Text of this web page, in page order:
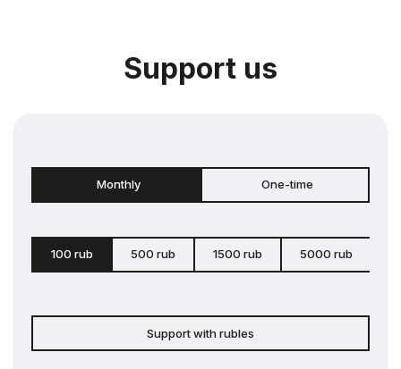
Support us
Monthly One-time
100 rub 500 rub 1500 rub 5000 rub
Support with rubles